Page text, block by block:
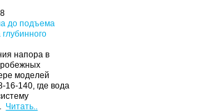
до подъема
напора в
моделей
140, где вода
Читать..